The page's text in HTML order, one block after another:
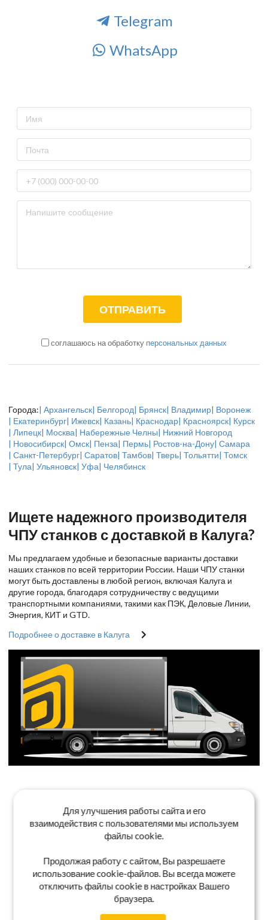
Telegram
WhatsApp
соглашаюсь на обработку персональных данных
Города:| Архангельск| Белгород| Брянск| Владимир| Воронеж
| Екатеринбург| Ижевск| Казань| Краснодар| Красноярск| Курск
| Липецк| Москва| Набережные Челны| Нижний Новгород
| Новосибирск| Омск| Пенза| Пермь| Ростов-на-Дону| Самара
| Санкт-Петербург| Саратов| Тамбов| Тверь| Тольятти| Томск
| Тула| Ульяновск| Уфа| Челябинск
Ищете надежного производителя
ЧПУ станков с доставкой в Калуга?
Мы предлагаем удобные и безопасные варианты доставки
наших станков по всей территории России. Наши ЧПУ станки
могут быть доставлены в любой регион, включая Калуга и
другие города, благодаря сотрудничеству с ведущими
транспортными компаниями, такими как ПЭК, Деловые Линии,
Энергия, КИТ и GTD.
Подробнее о доставке в Калуга
Для улучшения работы сайта и его
взаимодействия с пользователями мы используем
файлы cookie.
Продолжая работу с сайтом, Вы разрешаете
использование cookie-файлов. Вы всегда можете
отключить файлы cookie в настройках Вашего
браузера.